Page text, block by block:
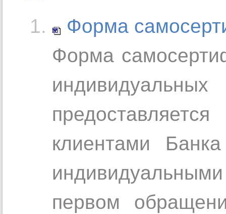
Форма
Форма
клиентами
первом